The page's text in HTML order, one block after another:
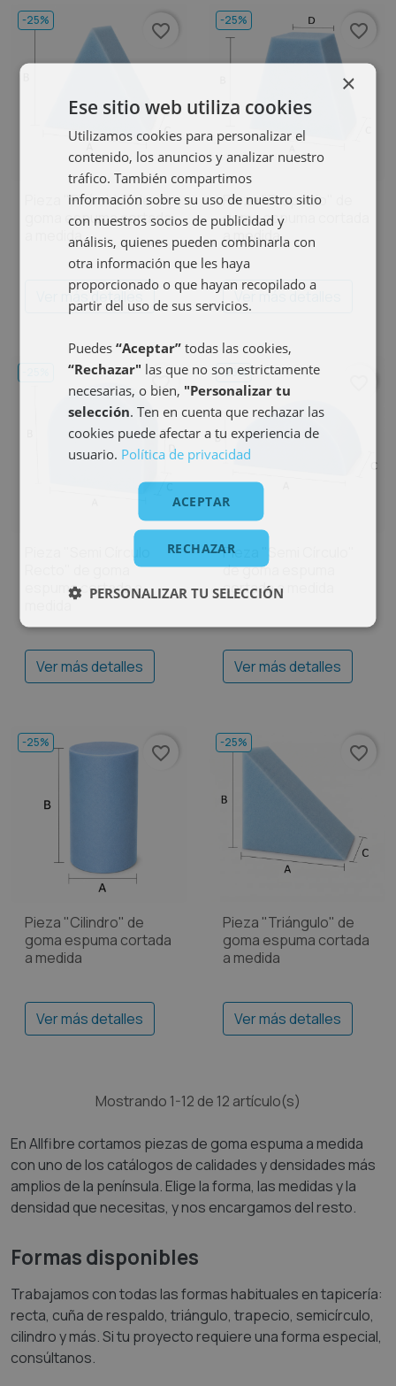
-25%
favorite_border
Pieza "Pirámide" de
goma espuma cortada
a medida
Ver más detalles
-25%
favorite_border
Pieza "Trapecio" de
goma espuma cortada
a medida
Ver más detalles
favorite_border
espuma cortada a
Ver más detalles
-25%
Pieza "Semi Círculo"
de goma espuma
cortada a medida
Ver más detalles
-25%
favorite_border
Pieza "Cilindro" de
goma espuma cortada
a medida
Ver más detalles
-25%
favorite_border
Pieza "Triángulo" de
goma espuma cortada
a medida
Ver más detalles
Mostrando 1-12 de 12 artículo(s)
En Allfibre cortamos piezas de goma espuma a medida
con uno de los catálogos de calidades y densidades más
amplios de la península. Elige la forma, las medidas y la
densidad que necesitas, y nos encargamos del resto.
Formas disponibles
Trabajamos con todas las formas habituales en tapicería:
recta, cuña de respaldo, triángulo, trapecio, semicírculo,
cilindro y más. Si tu proyecto requiere una forma especial,
consúltanos.
×
Ese sitio web utiliza cookies
Utilizamos cookies para personalizar el
contenido, los anuncios y analizar nuestro
tráfico. También compartimos
información sobre su uso de nuestro sitio
con nuestros socios de publicidad y
análisis, quienes pueden combinarla con
otra información que les haya
proporcionado o que hayan recopilado a
partir del uso de sus servicios.
Puedes“Aceptar” todas las cookies,
“Rechazar" las que no son estrictamente
necesarias, o bien, "Personalizar tu
selección. Ten en cuenta que rechazar las
cookies puede afectar a tu experiencia de
usuario. Política de privacidad
ACEPTAR
RECHAZAR
PERSONALIZAR TU SELECCIÓN